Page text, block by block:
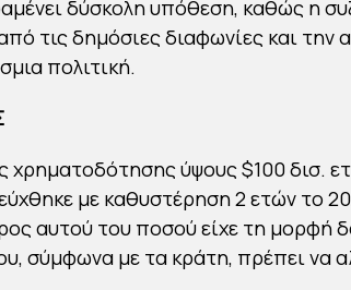
δύσκολη υπόθεση, καθώς η
τις δημόσιες διαφωνίες και την
πολιτική.
ύψους $100 δισ.
με καθυστέρηση 2 ετών το
αυτού του ποσού είχε τη μορφή
σύμφωνα με τα κράτη, πρέπει να